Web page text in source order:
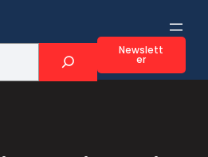
Newslett
er